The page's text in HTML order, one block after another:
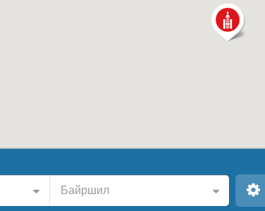
Байршил